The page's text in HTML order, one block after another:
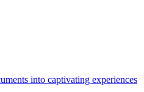
into captivating experiences